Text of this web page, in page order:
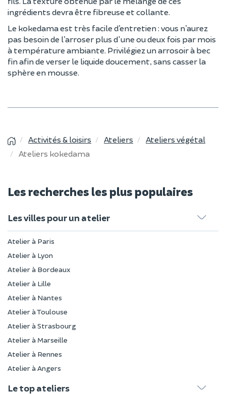
ingrédients devra être fibreuse et collante.
Le kokedama est très facile d’entretien : vous n’aurez
pas besoin de l’arroser plus d'une ou deux fois par mois
à température ambiante. Privilégiez un arrosoir à bec
fin afin de verser le liquide doucement, sans casser la
sphère en mousse.
Activités & loisirs Ateliers
Ateliers végétal
Ateliers kokedama
Les recherches les plus populaires
Les villes pour un atelier
Atelier à Paris
Atelier à Lyon
Atelier à Bordeaux
Atelier à Lille
Atelier à Nantes
Atelier à Toulouse
Atelier à Strasbourg
Atelier à Marseille
Atelier à Rennes
Atelier à Angers
Le top ateliers